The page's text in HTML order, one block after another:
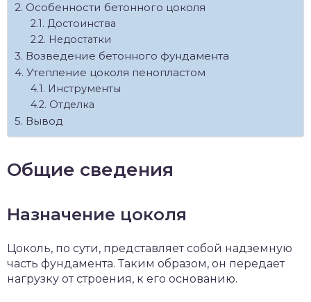
Особенности бетонного цоколя
Достоинства
Недостатки
Возведение бетонного фундамента
Утепление цоколя пенопластом
Инструменты
Отделка
Вывод
Общие сведения
Назначение цоколя
Цоколь, по сути, представляет собой надземную
часть фундамента. Таким образом, он передает
нагрузку от строения, к его основанию.